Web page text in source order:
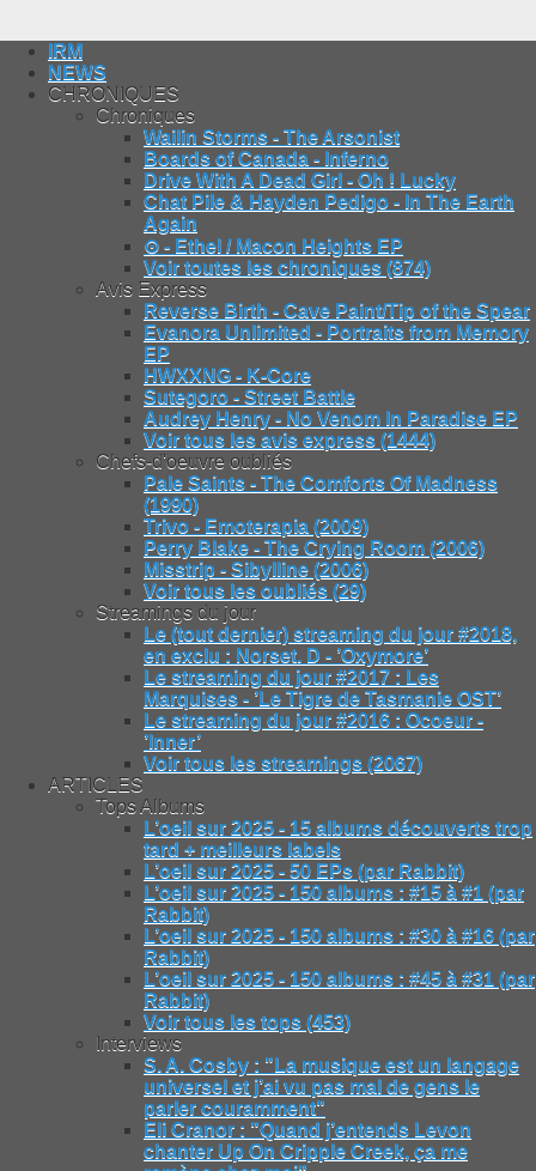
IRM
NEWS
CHRONIQUES
Chroniques
Wailin Storms - The Arsonist
Boards of Canada - Inferno
Drive With A Dead Girl - Oh ! Lucky
Chat Pile & Hayden Pedigo - In The Earth
Again
⊙ - Ethel / Macon Heights EP
Voir toutes les chroniques (874)
Avis Express
Reverse Birth - Cave Paint/Tip of the Spear
Evanora Unlimited - Portraits from Memory
EP
HWXXNG - K-Core
Sutegoro - Street Battle
Audrey Henry - No Venom In Paradise EP
Voir tous les avis express (1444)
Chefs-d'oeuvre oubliés
Pale Saints - The Comforts Of Madness
(1990)
Trivo - Emoterapia (2009)
Perry Blake - The Crying Room (2006)
Misstrip - Sibylline (2006)
Voir tous les oubliés (29)
Streamings du jour
Le (tout dernier) streaming du jour #2018,
en exclu : Norset. D - ’Oxymore’
Le streaming du jour #2017 : Les
Marquises - ’Le Tigre de Tasmanie OST’
Le streaming du jour #2016 : Ocoeur -
’Inner’
Voir tous les streamings (2067)
ARTICLES
Tops Albums
L’oeil sur 2025 - 15 albums découverts trop
tard + meilleurs labels
L’oeil sur 2025 - 50 EPs (par Rabbit)
L’oeil sur 2025 - 150 albums : #15 à #1 (par
Rabbit)
L’oeil sur 2025 - 150 albums : #30 à #16 (par
Rabbit)
L’oeil sur 2025 - 150 albums : #45 à #31 (par
Rabbit)
Voir tous les tops (453)
Interviews
S. A. Cosby : "La musique est un langage
universel et j’ai vu pas mal de gens le
parler couramment"
Eli Cranor : "Quand j’entends Levon
chanter Up On Cripple Creek, ça me